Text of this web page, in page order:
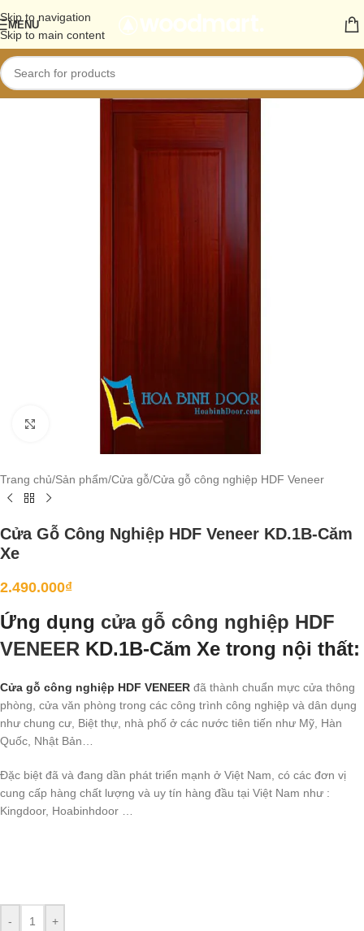
Skip to navigation
Skip to main content
MENU
Click to enlarge
Trang chủ/Sản phẩm/Cửa gỗ/Cửa gỗ công nghiệp HDF Veneer
Cửa Gỗ Công Nghiệp HDF Veneer KD.1B-Căm
Xe
2.490.000₫
Ứng dụng cửa gỗ công nghiệp HDF
VENEER KD.1B-Căm Xe trong nội thất:
Cửa gỗ công nghiệp HDF VENEER đã thành chuẩn mực cửa thông
phòng, cửa văn phòng trong các công trình công nghiệp và dân dụng
như chung cư, Biệt thự, nhà phố ở các nước tiên tiến như Mỹ, Hàn
Quốc, Nhật Bản…
Đặc biệt đã và đang dần phát triển mạnh ở Việt Nam, có các đơn vị
cung cấp hàng chất lượng và uy tín hàng đầu tại Việt Nam như :
Kingdoor, Hoabinhdoor …
- +